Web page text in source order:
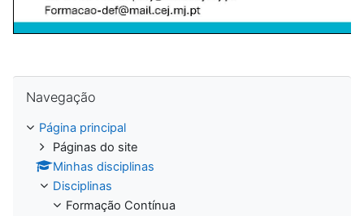
Navegação
Página principal
Páginas do site
Minhas disciplinas
Disciplinas
Formação Contínua